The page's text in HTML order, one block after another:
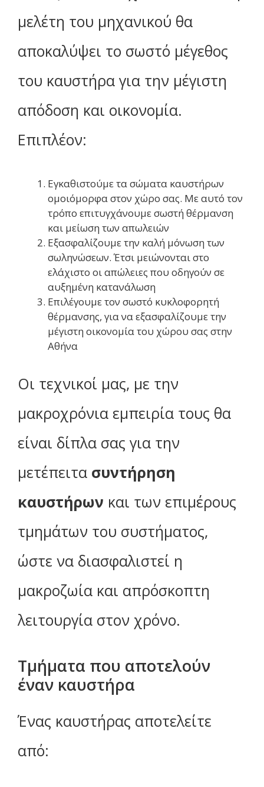
μελέτη του μηχανικού θα
αποκαλύψει το σωστό μέγεθος
του καυστήρα για την μέγιστη
απόδοση και οικονομία.
Επιπλέον:
Εγκαθιστούμε τα σώματα καυστήρων
ομοιόμορφα στον χώρο σας. Με αυτό τον
τρόπο επιτυγχάνουμε σωστή θέρμανση
και μείωση των απωλειών
Εξασφαλίζουμε την καλή μόνωση των
σωληνώσεων. Έτσι μειώνονται στο
ελάχιστο οι απώλειες που οδηγούν σε
αυξημένη κατανάλωση
Επιλέγουμε τον σωστό κυκλοφορητή
θέρμανσης, για να εξασφαλίζουμε την
μέγιστη οικονομία του χώρου σας στην
Αθήνα
Οι τεχνικοί μας, με την
μακροχρόνια εμπειρία τους θα
είναι δίπλα σας για την
μετέπειτα συντήρηση
καυστήρων και των επιμέρους
τμημάτων του συστήματος,
ώστε να διασφαλιστεί η
μακροζωία και απρόσκοπτη
λειτουργία στον χρόνο.
Τμήματα που αποτελούν
έναν καυστήρα
Ένας καυστήρας αποτελείτε
από: